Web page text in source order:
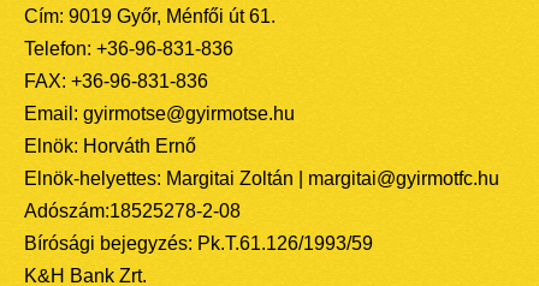
Cím: 9019 Győr, Ménfői út 61.
Telefon: +36-96-831-836
FAX: +36-96-831-836
Email: gyirmotse@gyirmotse.hu
Elnök: Horváth Ernő
Elnök-helyettes: Margitai Zoltán | margitai@gyirmotfc.hu
Adószám:18525278-2-08
Bírósági bejegyzés: Pk.T.61.126/1993/59
K&H Bank Zrt.